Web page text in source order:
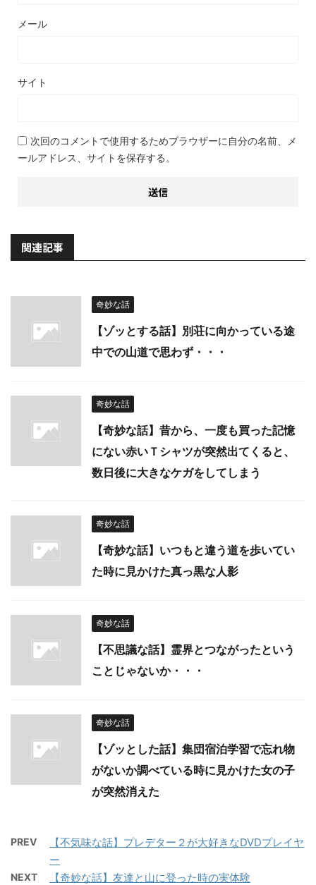
メール
サイト
次回のコメントで使用するためブラウザーに自分の名前、メ
ールアドレス、サイトを保存する。
関連記事
奇妙な話
【ゾッとする話】別荘に向かっている途
中での山道で思わず・・・
奇妙な話
【奇妙な話】昔から、一度も買った記憶
にない赤いＴシャツが突然出てくると、
数日後に大きなケガをしてしまう
奇妙な話
【奇妙な話】いつもと違う道を歩いてい
た時に見かけた真っ黒な人影
奇妙な話
【不思議な話】霊界とつながったという
ことじゃないか・・・
奇妙な話
【ゾッとした話】集団宿泊学習で忘れ物
がないか調べている時に見かけた女の子
が突然消えた
PREV
【不気味な話】プレデター２が大好きなDVDプレイヤ
ー
NEXT 【奇妙な話】友達と山に登った時の実体験